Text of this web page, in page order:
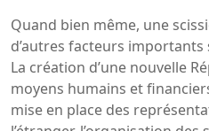
Quand bien même, une
d’autres facteurs
La création d’une nouvelle
moyens humains et
mise en place des